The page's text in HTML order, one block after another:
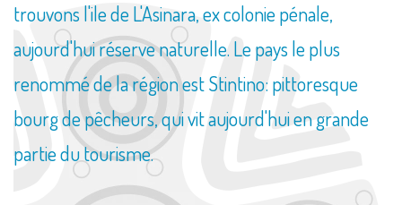
trouvons l'ile de L'Asinara, ex colonie pénale,
aujourd'hui réserve naturelle. Le pays le plus
renommé de la région est Stintino: pittoresque
bourg de pêcheurs, qui vit aujourd'hui en grande
partie du tourisme.